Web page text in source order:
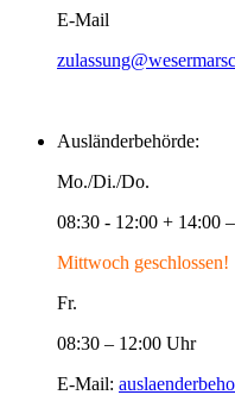
E-Mail
Ausländerbehörde:
Mo./Di./Do.
08:30 - 12:00 + 14:00
Mittwoch geschlossen!
Fr.
08:30 – 12:00 Uhr
E-Mail: